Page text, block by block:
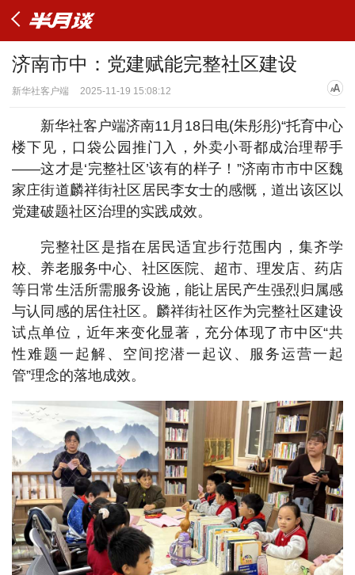
济南市中：党建赋能完整社区建设
新华社客户端 2025-11-19 15:08:12
新华社客户端济南11月18日电(朱彤彤)“托育中心
楼下见，口袋公园推门入，外卖小哥都成治理帮手
——这才是‘完整社区’该有的样子！”济南市市中区魏
家庄街道麟祥街社区居民李女士的感慨，道出该区以
党建破题社区治理的实践成效。
完整社区是指在居民适宜步行范围内，集齐学
校、养老服务中心、社区医院、超市、理发店、药店
等日常生活所需服务设施，能让居民产生强烈归属感
与认同感的居住社区。麟祥街社区作为完整社区建设
试点单位，近年来变化显著，充分体现了市中区“共
性难题一起解、空间挖潜一起议、服务运营一起
管”理念的落地成效。